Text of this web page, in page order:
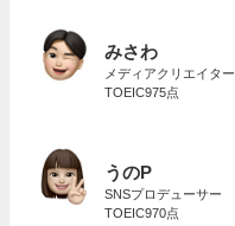
みさわ
メディアクリエイター
TOEIC975点
うのP
SNSプロデューサー
TOEIC970点